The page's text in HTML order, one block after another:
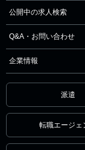
公開中の求人検索
Q&A・お問い合わせ
企業情報
派遣
転職エージェ